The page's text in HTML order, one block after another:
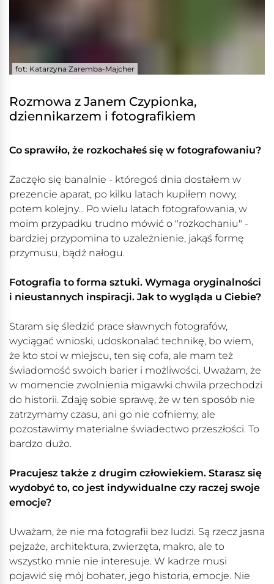
fot: Katarzyna Zaremba-Majcher
Rozmowa z Janem Czypionka,
dziennikarzem i fotografikiem
Co sprawiło, że rozkochałeś się w fotografowaniu?
Zaczęło się banalnie - któregoś dnia dostałem w
prezencie aparat, po kilku latach kupiłem nowy,
potem kolejny... Po wielu latach fotografowania, w
moim przypadku trudno mówić o "rozkochaniu" -
bardziej przypomina to uzależnienie, jakąś formę
przymusu, bądź nałogu.
Fotografia to forma sztuki. Wymaga oryginalności
i nieustannych inspiracji. Jak to wygląda u Ciebie?
Staram się śledzić prace sławnych fotografów,
wyciągać wnioski, udoskonalać technikę, bo wiem,
że kto stoi w miejscu, ten się cofa, ale mam też
świadomość swoich barier i możliwości. Uważam, że
w momencie zwolnienia migawki chwila przechodzi
do historii. Zdaję sobie sprawę, że w ten sposób nie
zatrzymamy czasu, ani go nie cofniemy, ale
pozostawimy materialne świadectwo przeszłości. To
bardzo dużo.
Pracujesz także z drugim człowiekiem. Starasz się
wydobyć to, co jest indywidualne czy raczej swoje
emocje?
Uważam, że nie ma fotografii bez ludzi. Są rzecz jasna
pejzaże, architektura, zwierzęta, makro, ale to
wszystko mnie nie interesuje. W kadrze musi
pojawić się mój bohater, jego historia, emocje. Nie